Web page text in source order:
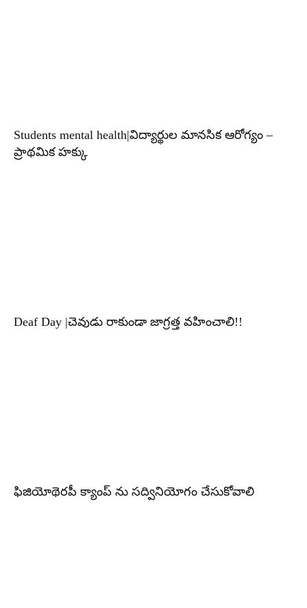
Students mental health|విద్యార్థుల మానసిక ఆరోగ్యం –
ప్రాథమిక హక్కు
Deaf Day |చెవుడు రాకుండా జాగ్రత్త వహించాలి!!
ఫిజియోథెరపీ క్యాంప్ ను సద్వినియోగం చేసుకోవాలి